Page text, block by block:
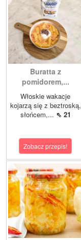
Buratta z
pomidorem,...
Włoskie wakacje
kojarzą się z beztroską,
słońcem,... ⇖ 21
Zobacz przepis!